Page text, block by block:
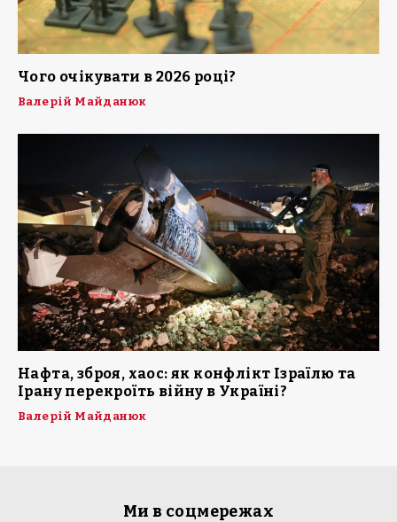
Чого очікувати в 2026 році?
Валерій Майданюк
Нафта, зброя, хаос: як конфлікт Ізраїлю та
Ірану перекроїть війну в Україні?
Валерій Майданюк
Ми в соцмережах